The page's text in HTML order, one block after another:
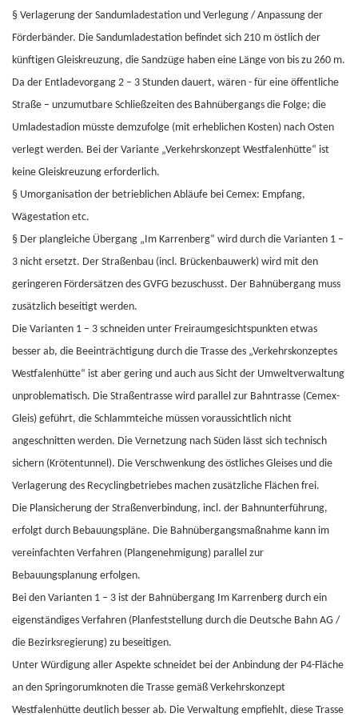
§ Verlagerung der Sandumladestation und Verlegung / Anpassung der
Förderbänder. Die Sandumladestation befindet sich 210 m östlich der
künftigen Gleiskreuzung, die Sandzüge haben eine Länge von bis zu 260 m.
Da der Entladevorgang 2 – 3 Stunden dauert, wären - für eine öffentliche
Straße – unzumutbare Schließzeiten des Bahnübergangs die Folge; die
Umladestadion müsste demzufolge (mit erheblichen Kosten) nach Osten
verlegt werden. Bei der Variante „Verkehrskonzept Westfalenhütte“ ist
keine Gleiskreuzung erforderlich.
§ Umorganisation der betrieblichen Abläufe bei Cemex: Empfang,
Wägestation etc.
§ Der plangleiche Übergang „Im Karrenberg“ wird durch die Varianten 1 –
3 nicht ersetzt. Der Straßenbau (incl. Brückenbauwerk) wird mit den
geringeren Fördersätzen des GVFG bezuschusst. Der Bahnübergang muss
zusätzlich beseitigt werden.
Die Varianten 1 – 3 schneiden unter Freiraumgesichtspunkten etwas
besser ab, die Beeinträchtigung durch die Trasse des „Verkehrskonzeptes
Westfalenhütte“ ist aber gering und auch aus Sicht der Umweltverwaltung
unproblematisch. Die Straßentrasse wird parallel zur Bahntrasse (Cemex-
Gleis) geführt, die Schlammteiche müssen voraussichtlich nicht
angeschnitten werden. Die Vernetzung nach Süden lässt sich technisch
sichern (Krötentunnel). Die Verschwenkung des östliches Gleises und die
Verlagerung des Recyclingbetriebes machen zusätzliche Flächen frei.
Die Plansicherung der Straßenverbindung, incl. der Bahnunterführung,
erfolgt durch Bebauungspläne. Die Bahnübergangsmaßnahme kann im
vereinfachten Verfahren (Plangenehmigung) parallel zur
Bebauungsplanung erfolgen.
Bei den Varianten 1 – 3 ist der Bahnübergang Im Karrenberg durch ein
eigenständiges Verfahren (Planfeststellung durch die Deutsche Bahn AG /
die Bezirksregierung) zu beseitigen.
Unter Würdigung aller Aspekte schneidet bei der Anbindung der P4-Fläche
an den Springorumknoten die Trasse gemäß Verkehrskonzept
Westfalenhütte deutlich besser ab. Die Verwaltung empfiehlt, diese Trasse